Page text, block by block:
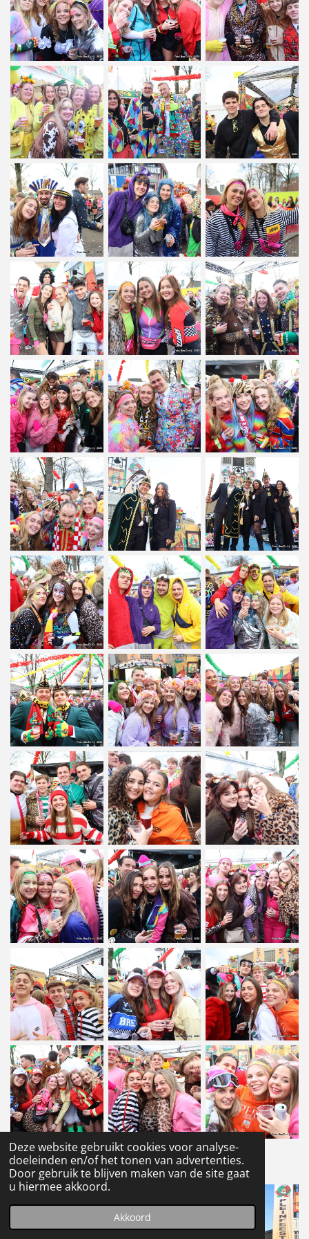
Deze website gebruikt cookies voor analyse-
doeleinden en/of het tonen van advertenties.
Door gebruik te blijven maken van de site gaat
u hiermee akkoord.
Akkoord
1 2